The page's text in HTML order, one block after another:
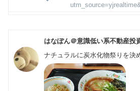
はなぽん＠意識低い系不動産投
ナチュラルに炭水化物祭りを決